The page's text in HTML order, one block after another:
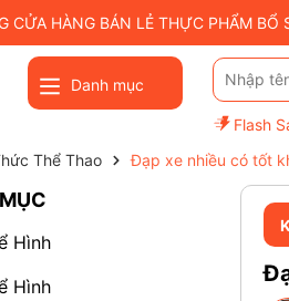
CỬA HÀNG BÁN LẺ THỰC PHẨM BỔ
Danh mục
Flash
Thể Thao Đạp xe nhiều có tốt
Hình
Hình